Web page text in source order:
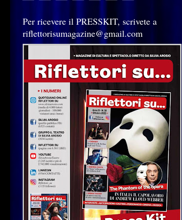
Per ricevere il PRESSKIT, scrivete a
riflettorisumagazine@gmail.com